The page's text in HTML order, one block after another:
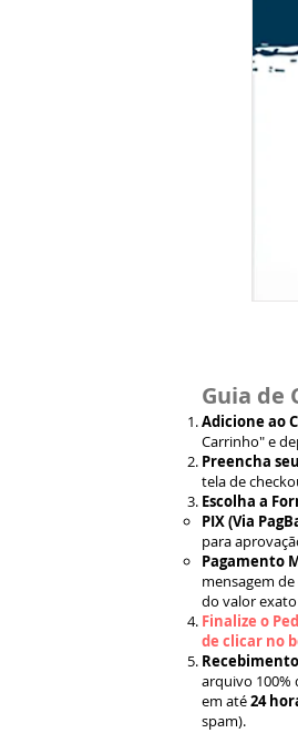
Guia de
Adicione ao
Carrinho" e
Preencha
tela de
Escolha a
PIX (Via
para
Pagamento
mensagem
do valor
Finalize o
de clicar no
arquivo 100%
em até24
spam).